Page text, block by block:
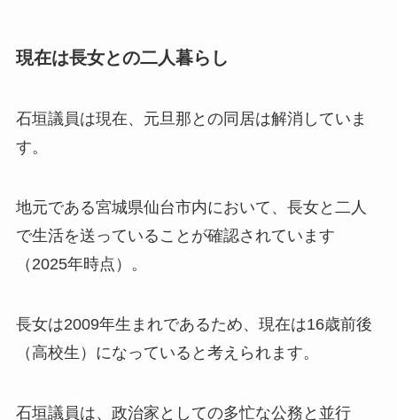
現在は長女との二人暮らし
石垣議員は現在、元旦那との同居は解消していま
す。
地元である宮城県仙台市内において、長女と二人
で生活を送っていることが確認されています
（2025年時点）。
長女は2009年生まれであるため、現在は16歳前後
（高校生）になっていると考えられます。
石垣議員は、政治家としての多忙な公務と並行